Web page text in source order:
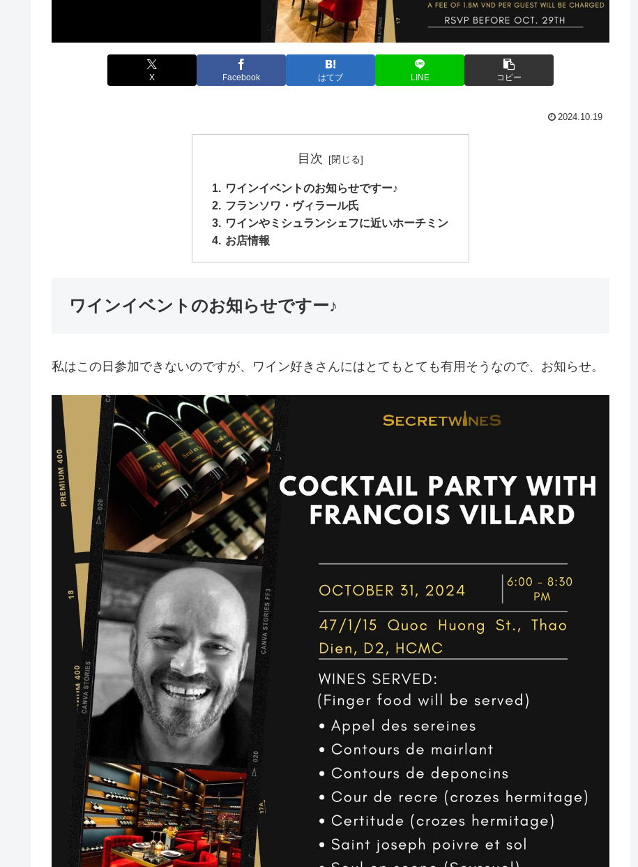
X Facebook はてブ LINE コピー
2024.10.19
目次
ワインイベントのお知らせですー♪
フランソワ・ヴィラール氏
ワインやミシュランシェフに近いホーチミン
お店情報
ワインイベントのお知らせですー♪
私はこの日参加できないのですが、ワイン好きさんにはとてもとても有用そうなので、お知らせ。